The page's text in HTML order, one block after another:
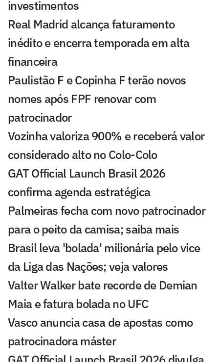
investimentos
Real Madrid alcança faturamento
inédito e encerra temporada em alta
financeira
Paulistão F e Copinha F terão novos
nomes após FPF renovar com
patrocinador
Vozinha valoriza 900% e receberá valor
considerado alto no Colo-Colo
GAT Official Launch Brasil 2026
confirma agenda estratégica
Palmeiras fecha com novo patrocinador
para o peito da camisa; saiba mais
Brasil leva 'bolada' milionária pelo vice
da Liga das Nações; veja valores
Valter Walker bate recorde de Demian
Maia e fatura bolada no UFC
Vasco anuncia casa de apostas como
patrocinadora máster